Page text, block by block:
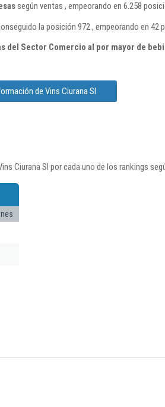
según ventas , empeorando en 6.258
la posición 972 , empeorando en 42
del Sector Comercio al por mayor de
de Vins Ciurana Sl
Ciurana Sl por cada uno de los rankings